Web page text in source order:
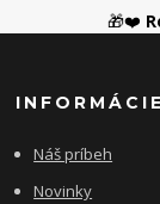
🎁❤️
Náš príbeh
Novinky